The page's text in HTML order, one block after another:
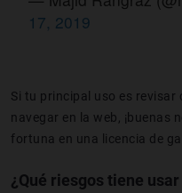
17, 2019
Si tu principal uso es revisar
navegar en la web, ¡buenas
fortuna en una licencia de
¿Qué riesgos tiene